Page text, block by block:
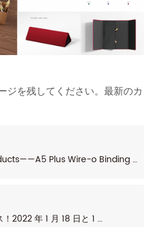
ジを残してください。最新のカ
2022 Hot Sell Products——A5 Plus Wire-o Binding Notebook Range
素晴らしいニュース！2022 年 1 月 18 日と 1 月 20 日の AP 新製品ライブ ショー。